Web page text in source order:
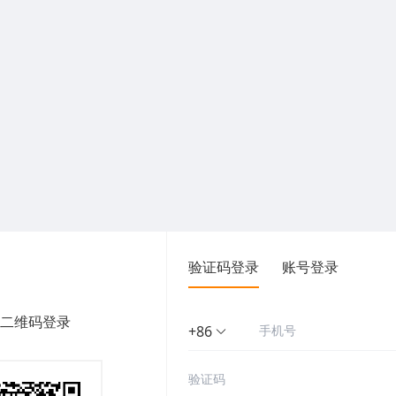
维码登录
验证码登录 账号登录
+86